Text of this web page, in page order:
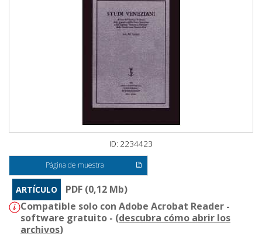
ID: 2234423
Página de muestra
ARTÍCULO
PDF (0,12 Mb)
Compatible solo con Adobe Acrobat Reader -
software gratuito - (descubra cómo abrir los
archivos)